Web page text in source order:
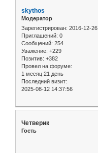
skythos
Модератор
Зарегистрирован: 2016-12-26
Приглашений: 0
Сообщений: 254
Уважение: +229
Позитив: +382
Провел на форуме:
1 месяц 21 день
Последний визит:
2025-08-12 14:37:56
Четверик
Гость